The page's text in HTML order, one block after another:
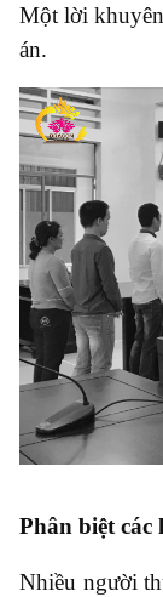
Một lời
án.
Phân biệt
Nhiều người